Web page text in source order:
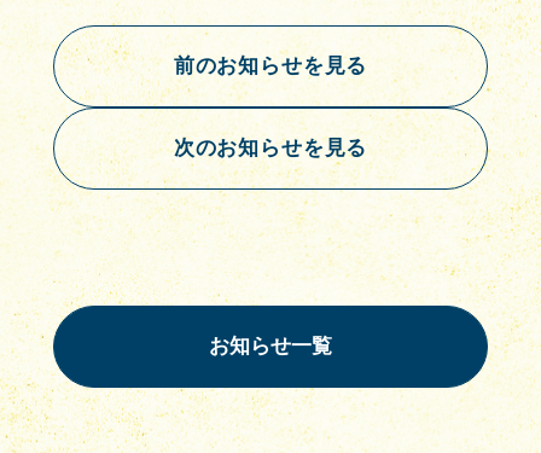
前のお知らせを見る
次のお知らせを見る
お知らせ一覧